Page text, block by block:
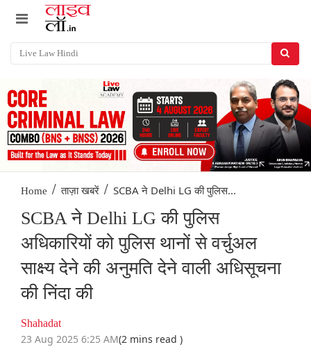
Home / ताज़ा खबरें / SCBA ने Delhi LG की पुलिस...
SCBA ने Delhi LG की पुलिस
अधिकारियों को पुलिस थानों से वर्चुअल
साक्ष्य देने की अनुमति देने वाली अधिसूचना
की निंदा की
Shahadat
23 Aug 2025 6:25 AM(2 mins read )